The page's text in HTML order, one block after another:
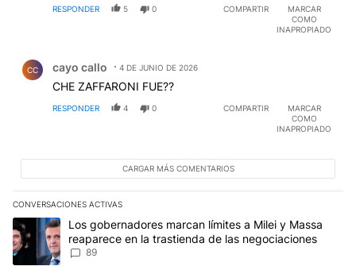
RESPONDER 5 0 COMPARTIR
MARCAR
COMO
INAPROPIADO
CC cayo callo 4 DE JUNIO DE 2026
CHE ZAFFARONI FUE??
RESPONDER 4 0 COMPARTIR
MARCAR
COMO
INAPROPIADO
CARGAR MÁS COMENTARIOS
CONVERSACIONES ACTIVAS
Este listado muestra los artículos con más comentarios en los
Un artículo de tendencia con el título "Los gobernadores
Los gobernadores marcan límites a Milei y Massa
reaparece en la trastienda de las negociaciones
89